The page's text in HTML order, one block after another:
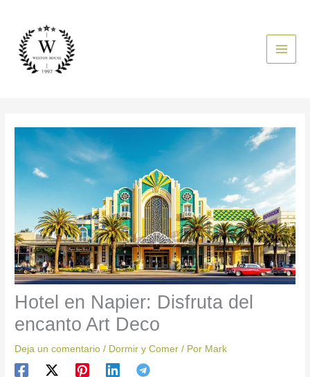
contenido
Hotel en Napier: Disfruta del
encanto Art Deco
Deja un comentario / Dormir y Comer / Por Mark